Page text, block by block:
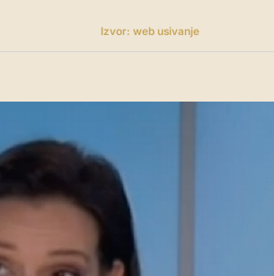
Izvor: web usivanje